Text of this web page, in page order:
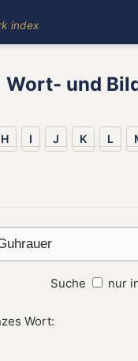
index
Wort- und
H I J K L
Suche nur
Wort: